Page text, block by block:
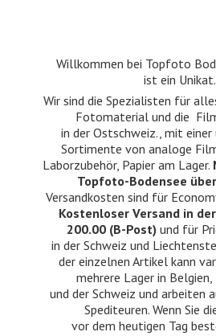
Willkommen bei Topfoto
ist ein Unikat.
Wir sind die Spezialisten für
Fotomaterial und die
in der Ostschweiz., mit
Sortimente von analoge
Laborzubehör, Papier am Lager.
Topfoto-Bodensee
Versandkosten sind für
Kostenloser Versand in
200.00 (B-Post) und für
in der Schweiz und
der einzelnen Artikel kann
mehrere Lager in
und der Schweiz und arbeiten
Spediteuren. Wenn Sie
vor dem heutigen Tag